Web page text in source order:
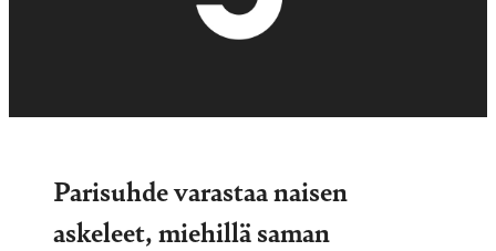
Parisuhde varastaa naisen
askeleet, miehillä saman